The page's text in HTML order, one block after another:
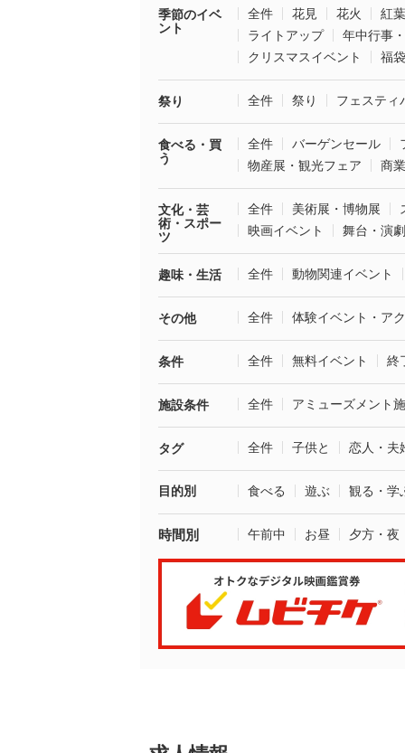
季節のイベ
ント
全件 花見 花火
紅葉
ライトアップ
年中行事
クリスマスイベント
福
祭り 全件 祭り フェスティ
食べる・買
う
全件 バーゲンセール
物産展・観光フェア
商
文化・芸
術・スポー
ツ
全件 美術展・博物展
映画イベント
舞台・演劇
趣味・生活 全件 動物関連イベント
その他 全件 体験イベント・ア
条件 全件 無料イベント 終
施設条件 全件 アミューズメント
タグ 全件 子供と 恋人・夫
目的別 食べる 遊ぶ 観る・学
時間別 午前中 お昼 夕方・夜